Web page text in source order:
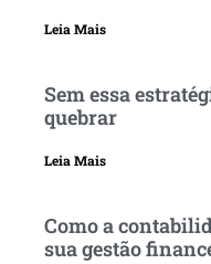
Leia Mais
Sem essa
quebrar
Leia Mais
Como a
sua gestão